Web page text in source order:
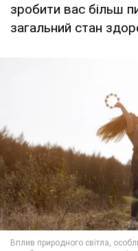
зробити вас більш
загальний стан